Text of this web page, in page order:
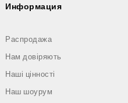
Информация
Распродажа
Нам довіряють
Наші цінності
Наш шоурум